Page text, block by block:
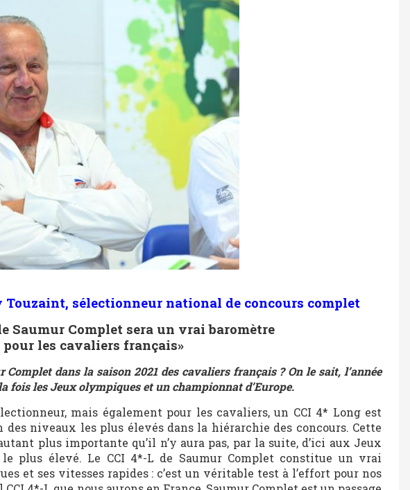
Touzaint, sélectionneur national de concours complet
Saumur Complet sera un vrai baromètre
pour les cavaliers français»
dans la saison 2021 des cavaliers français ? On le sait, l’année
fois les Jeux olympiques et un championnat d’Europe.
mais également pour les cavaliers, un CCI 4* Long est
des niveaux les plus élevés dans la hiérarchie des concours. Cette
plus importante qu’il n’y aura pas, par la suite, d’ici aux Jeux
plus élevé. Le CCI 4*-L de Saumur Complet constitue un vrai
et ses vitesses rapides : c’est un véritable test à l’effort pour nos